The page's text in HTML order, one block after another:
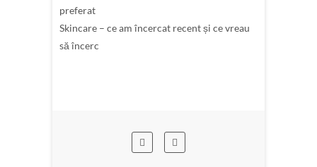
preferat
Skincare – ce am încercat recent și ce vreau
să încerc